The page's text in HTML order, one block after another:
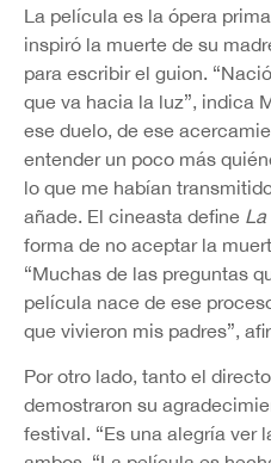
La película es la ópera
inspiró la muerte de su
para escribir el guion.
que va hacia la luz”, indica
ese duelo, de ese
entender un poco más
lo que me habían
añade. El cineasta define La
forma de no aceptar la
“Muchas de las preguntas
película nace de ese
que vivieron mis padres”,
Por otro lado, tanto el
demostraron su
festival. “Es una alegría ver